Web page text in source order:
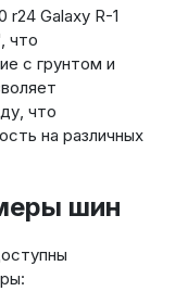
Galaxy R-1
что
с грунтом и
что
на различных
шин